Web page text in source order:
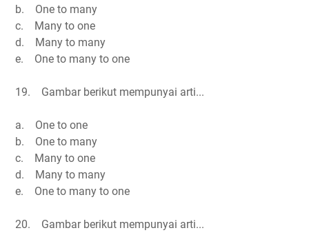
b. One to many
c. Many to one
d. Many to many
e. One to many to one
19. Gambar berikut mempunyai arti...
a. One to one
b. One to many
c. Many to one
d. Many to many
e. One to many to one
20. Gambar berikut mempunyai arti...